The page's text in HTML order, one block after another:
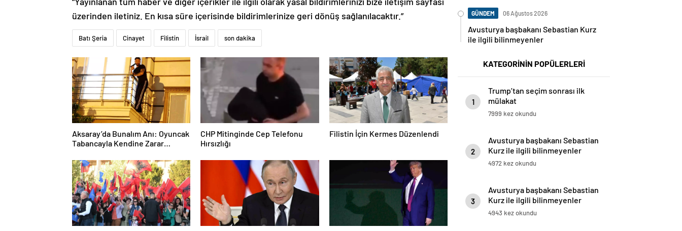
üzerinden iletiniz. En kısa süre içerisinde bildirimlerinize geri dönüş sağlanılacaktır.”
Batı Şeria Cinayet Filistin İsrail son dakika
Aksaray’da Bunalım Anı: Oyuncak
Tabancayla Kendine Zarar
CHP Mitinginde Cep Telefonu
Hırsızlığı
Filistin İçin Kermes Düzenlendi
GÜNDEM 06 Ağustos 2026
Avusturya başbakanı Sebastian Kurz
ile ilgili bilinmeyenler
KATEGORİNİN POPÜLERLERİ
1
Trump’tan seçim sonrası ilk
mülakat
7999 kez okundu
2
Avusturya başbakanı Sebastian
Kurz ile ilgili bilinmeyenler
4972 kez okundu
3
Avusturya başbakanı Sebastian
Kurz ile ilgili bilinmeyenler
4943 kez okundu